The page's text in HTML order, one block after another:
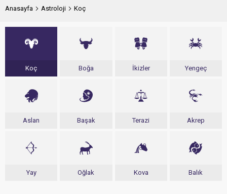
Anasayfa Astroloji Koç
Koç Boğa İkizler Yengeç
Aslan Başak Terazi Akrep
Yay Oğlak Kova Balık